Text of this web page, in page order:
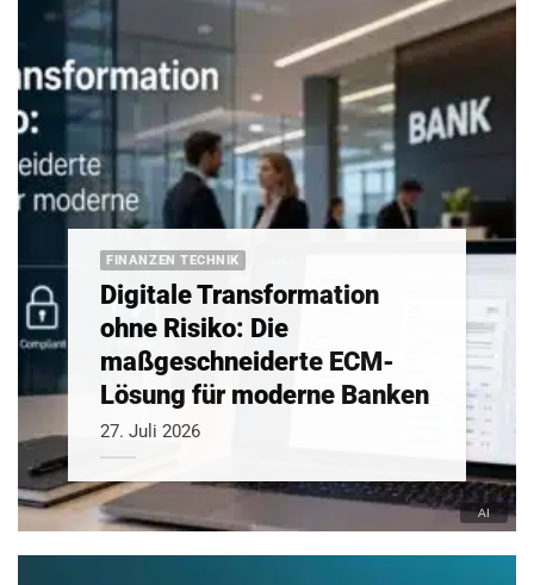
FINANZEN TECHNIK
Digitale Transformation
ohne Risiko: Die
maßgeschneiderte ECM-
Lösung für moderne Banken
27. Juli 2026